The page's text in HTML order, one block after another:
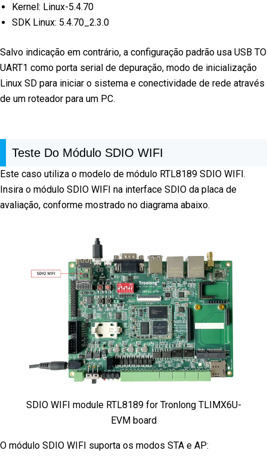
Kernel: Linux-5.4.70
SDK Linux: 5.4.70_2.3.0
Salvo indicação em contrário, a configuração padrão usa USB TO
UART1 como porta serial de depuração, modo de inicialização
Linux SD para iniciar o sistema e conectividade de rede através
de um roteador para um PC.
Teste Do Módulo SDIO WIFI
Este caso utiliza o modelo de módulo RTL8189 SDIO WIFI.
Insira o módulo SDIO WIFI na interface SDIO da placa de
avaliação, conforme mostrado no diagrama abaixo.
SDIO WIFI module RTL8189 for Tronlong TLIMX6U-
EVM board
O módulo SDIO WIFI suporta os modos STA e AP: